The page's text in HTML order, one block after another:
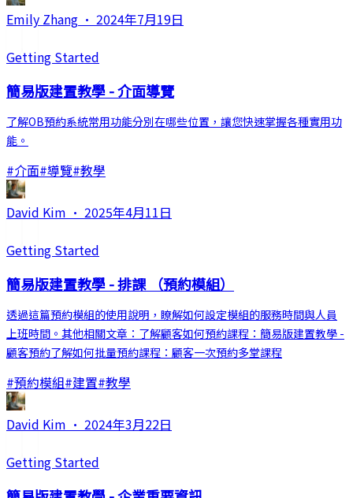
Emily Zhang · 2024年7月19日
Getting Started
簡易版建置教學 - 介面導覽
了解OB預約系統常用功能分別在哪些位置，讓您快速掌握各種實用功
能。
#介面#導覽#教學
David Kim · 2025年4月11日
Getting Started
簡易版建置教學 - 排課 （預約模組）
透過這篇預約模組的使用說明，瞭解如何設定模組的服務時間與人員
上班時間。其他相關文章：了解顧客如何預約課程：簡易版建置教學 -
顧客預約了解如何批量預約課程：顧客一次預約多堂課程
#預約模組#建置#教學
David Kim · 2024年3月22日
Getting Started